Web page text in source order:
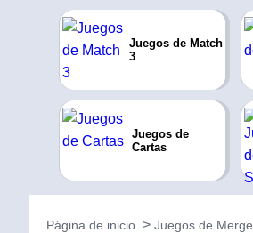
Juegos de Match
3
Juegos de
Cartas
Página de inicio Juegos de Merge